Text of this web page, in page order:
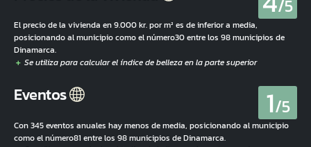
/5
El precio de la vivienda en 9.000 kr. por m² es de inferior a media,
posicionando al municipio como el número30 entre los 98 municipios de
Dinamarca.
Eventos 1/5
Con 345 eventos anuales hay menos de media, posicionando al municipio
como el número81 entre los 98 municipios de Dinamarca.